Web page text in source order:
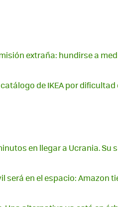
extraña: hundirse a
de IKEA por
en llegar a Ucrania. Su
en el espacio: Amazon